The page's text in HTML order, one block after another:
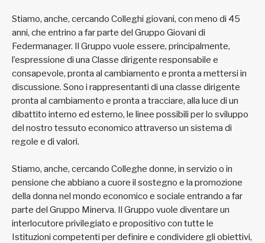
Stiamo, anche, cercando Colleghi giovani, con meno di 45
anni, che entrino a far parte del Gruppo Giovani di
Federmanager. Il Gruppo vuole essere, principalmente,
l’espressione di una Classe dirigente responsabile e
consapevole, pronta al cambiamento e pronta a mettersi in
discussione. Sono i rappresentanti di una classe dirigente
pronta al cambiamento e pronta a tracciare, alla luce di un
dibattito interno ed esterno, le linee possibili per lo sviluppo
del nostro tessuto economico attraverso un sistema di
regole e di valori.
Stiamo, anche, cercando Colleghe donne, in servizio o in
pensione che abbiano a cuore il sostegno e la promozione
della donna nel mondo economico e sociale entrando a far
parte del Gruppo Minerva. Il Gruppo vuole diventare un
interlocutore privilegiato e propositivo con tutte le
Istituzioni competenti per definire e condividere gli obiettivi,